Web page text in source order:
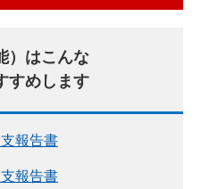
）はこんな
すめします
報告書
報告書